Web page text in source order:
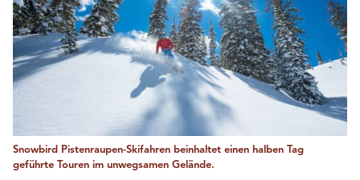
Snowbird Pistenraupen-Skifahren beinhaltet einen halben Tag
geführte Touren im unwegsamen Gelände.